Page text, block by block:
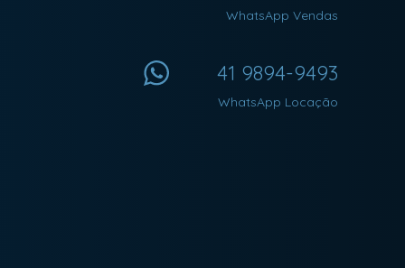
WhatsApp Vendas
41 9894-9493
WhatsApp Locação